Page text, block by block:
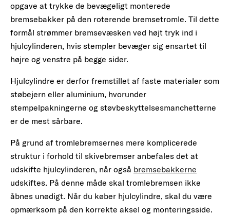
opgave at trykke de bevægeligt monterede
bremsebakker på den roterende bremsetromle. Til dette
formål strømmer bremsevæsken ved højt tryk ind i
hjulcylinderen, hvis stempler bevæger sig ensartet til
højre og venstre på begge sider.
Hjulcylindre er derfor fremstillet af faste materialer som
støbejern eller aluminium, hvorunder
stempelpakningerne og støvbeskyttelsesmanchetterne
er de mest sårbare.
På grund af tromlebremsernes mere komplicerede
struktur i forhold til skivebremser anbefales det at
udskifte hjulcylinderen, når også bremsebakkerne
udskiftes. På denne måde skal tromlebremsen ikke
åbnes unødigt. Når du køber hjulcylindre, skal du være
opmærksom på den korrekte aksel og monteringsside.